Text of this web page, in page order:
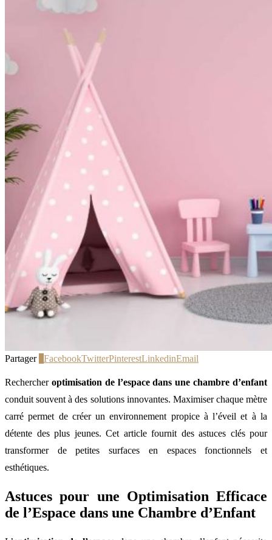
Partager FacebookTwitterPinterestLinkedinEmail
Rechercher optimisation de l’espace dans une chambre d’enfant
conduit souvent à des solutions innovantes. Maximiser chaque mètre
carré permet de créer un environnement propice à l’éveil et à la
détente des plus jeunes. Cet article fournit des astuces clés pour
transformer de petites surfaces en espaces fonctionnels et
esthétiques.
Astuces pour une Optimisation Efficace
de l’Espace dans une Chambre d’Enfant